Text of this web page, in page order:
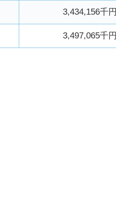
3,434,156千円
3,497,065千円